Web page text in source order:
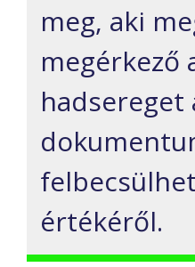
meg, aki
megérkező
hadsereget
értékéről.